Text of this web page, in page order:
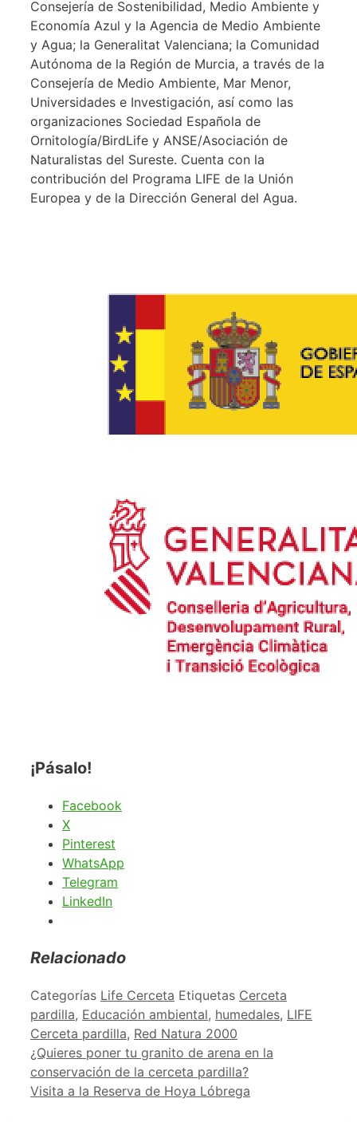
Consejería de Sostenibilidad, Medio Ambiente y
Economía Azul y la Agencia de Medio Ambiente
y Agua; la Generalitat Valenciana; la Comunidad
Autónoma de la Región de Murcia, a través de la
Consejería de Medio Ambiente, Mar Menor,
Universidades e Investigación, así como las
organizaciones Sociedad Española de
Ornitología/BirdLife y ANSE/Asociación de
Naturalistas del Sureste. Cuenta con la
contribución del Programa LIFE de la Unión
Europea y de la Dirección General del Agua.
¡Pásalo!
Facebook
X
Pinterest
WhatsApp
Telegram
LinkedIn
Relacionado
Categorías Life Cerceta Etiquetas Cerceta
pardilla, Educación ambiental, humedales, LIFE
Cerceta pardilla, Red Natura 2000
¿Quieres poner tu granito de arena en la
conservación de la cerceta pardilla?
Visita a la Reserva de Hoya Lóbrega